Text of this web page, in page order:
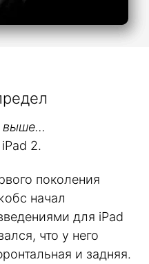
выше…
2.
поколения
начал
для iPad
что у него
и задняя.